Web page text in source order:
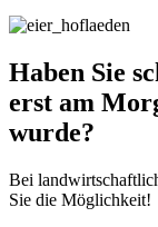
Haben Sie
erst am
wurde?
Bei
Sie die Möglichkeit!